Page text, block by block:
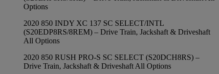
Options
2020 850 INDY XC 137 SC SELECT/INTL
(S20EDP8RS/8REM) – Drive Train, Jackshaft & Driveshaft
All Options
2020 850 RUSH PRO-S SC SELECT (S20DCH8RS) –
Drive Train, Jackshaft & Driveshaft All Options